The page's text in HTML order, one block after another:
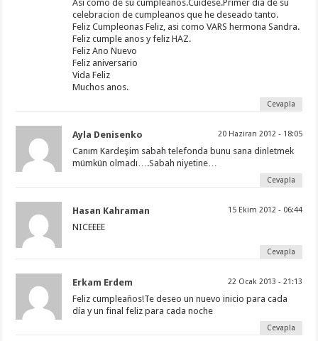
Asi como de su cumpleanos.Cuidese.Primer dia de su
celebracion de cumpleanos que he deseado tanto.
Feliz Cumpleonas Feliz, asi como VARS hermona Sandra.
Feliz cumple anos y feliz HAZ.
Feliz Ano Nuevo
Feliz aniversario
Vida Feliz
Muchos anos.
Cevapla
Ayla Denisenko 20 Haziran 2012 - 18:05
Canım Kardeşim sabah telefonda bunu sana dinletmek
mümkün olmadı….Sabah niyetine…
Cevapla
Hasan Kahraman 15 Ekim 2012 - 06:44
NICEEEE
Cevapla
Erkam Erdem 22 Ocak 2013 - 21:13
Feliz cumpleaños!Te deseo un nuevo inicio para cada
día y un final feliz para cada noche
Cevapla